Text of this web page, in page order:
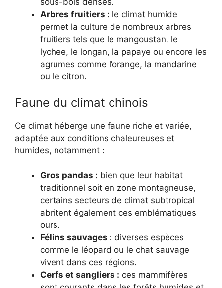
sous-bois denses.
Arbres fruitiers : le climat humide
permet la culture de nombreux arbres
fruitiers tels que le mangoustan, le
lychee, le longan, la papaye ou encore les
agrumes comme l’orange, la mandarine
ou le citron.
Faune du climat chinois
Ce climat héberge une faune riche et variée,
adaptée aux conditions chaleureuses et
humides, notamment :
Gros pandas : bien que leur habitat
traditionnel soit en zone montagneuse,
certains secteurs de climat subtropical
abritent également ces emblématiques
ours.
Félins sauvages : diverses espèces
comme le léopard ou le chat sauvage
vivent dans ces régions.
Cerfs et sangliers : ces mammifères